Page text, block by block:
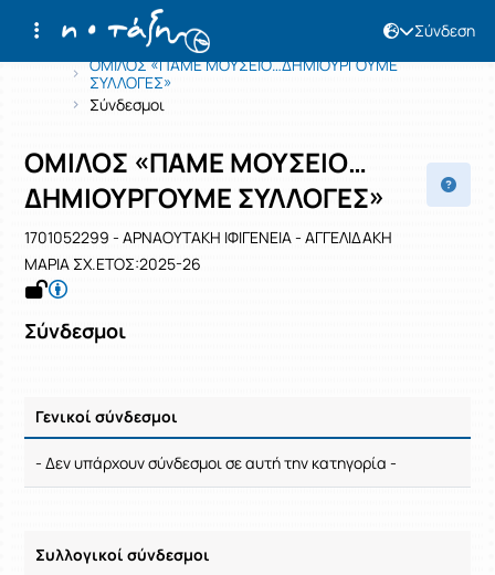
Σύνδεση
Αρχική Σελίδα
ΟΜΙΛΟΣ «ΠΑΜΕ ΜΟΥΣΕΙΟ…ΔΗΜΙΟΥΡΓΟΥΜΕ
ΣΥΛΛΟΓΕΣ»
Σύνδεσμοι
Μάθημα : ΟΜΙΛΟΣ «ΠΑΜΕ
Κωδικός : 1701052299
ΟΜΙΛΟΣ «ΠΑΜΕ ΜΟΥΣΕΙΟ…
ΔΗΜΙΟΥΡΓΟΥΜΕ ΣΥΛΛΟΓΕΣ»
1701052299 - ΑΡΝΑΟΥΤΑΚΗ ΙΦΙΓΕΝΕΙΑ - ΑΓΓΕΛΙΔΑΚΗ
ΜΑΡΙΑ ΣΧ.ΕΤΟΣ:2025-26
Σύνδεσμοι
Γενικοί σύνδεσμοι
Ρυθμίσεις επιλογής / Αποτελέσματα
- Δεν υπάρχουν σύνδεσμοι σε αυτή την κατηγορία -
Συλλογικοί σύνδεσμοι